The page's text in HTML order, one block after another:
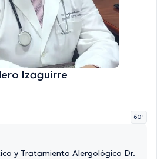
Izaguirre
60 '
y Tratamiento Alergológico Dr.